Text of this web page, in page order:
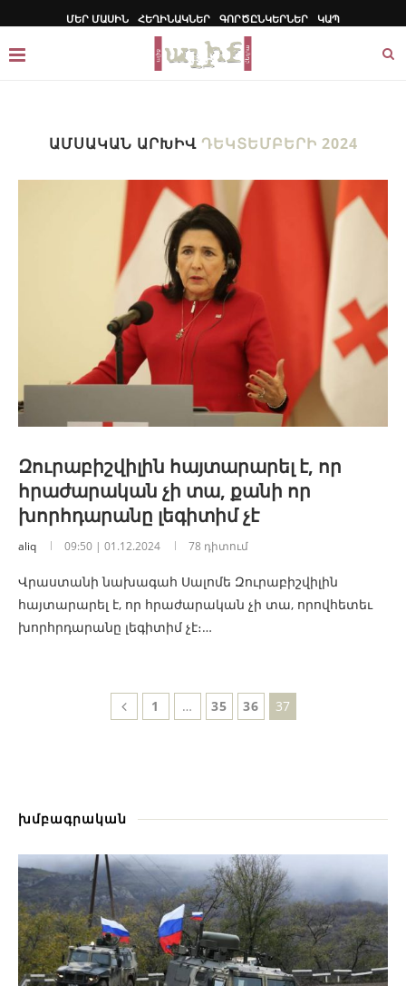
ՄԵՐ ՄԱՍԻՆ ՀԵՂԻՆԱԿՆԵՐ ԳՈՐԾԸՆԿԵՐՆԵՐ ԿԱՊ
ԱՄՍԱԿԱՆ ԱՐԽԻՎ ԴԵԿՏԵՄԲԵՐԻ 2024
Զուրաբիշվիլին հայտարարել է, որ
հրաժարական չի տա, քանի որ
խորհդարանը լեգիտիմ չէ
aliq 09:50 | 01.12.2024 78 դիտում
Վրաստանի նախագահ Սալոմե Զուրաբիշվիլին
հայտարարել է, որ հրաժարական չի տա, որովհետեւ
խորհրդարանը լեգիտիմ չէ։…
1 … 35 36 37
խմբագրական